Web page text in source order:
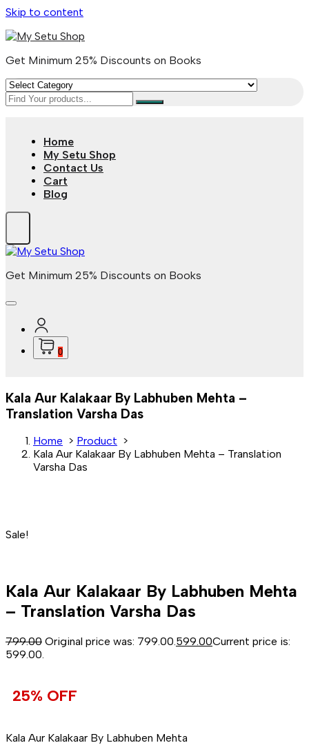
Skip to content
Get Minimum 25% Discounts on Books
Home
My Setu Shop
Contact Us
Cart
Blog
Get Minimum 25% Discounts on Books
0
Kala Aur Kalakaar By Labhuben Mehta –
Translation Varsha Das
Home > Product >
Kala Aur Kalakaar By Labhuben Mehta – Translation
Varsha Das
Sale!
Kala Aur Kalakaar By Labhuben Mehta
– Translation Varsha Das
799.00 Original price was: ₹799.00. 599.00Current price is:
₹599.00.
25% OFF
Kala Aur Kalakaar By Labhuben Mehta